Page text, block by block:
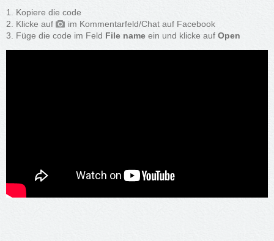
Kopiere die code
Klicke auf
im Kommentarfeld/Chat auf Facebook
Füge die code im Feld File name ein und klicke auf Open